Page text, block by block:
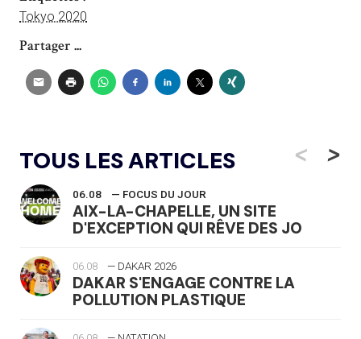
Tokyo 2020
Partager ...
TOUS LES ARTICLES <
06.08 — FOCUS DU JOUR
AIX-LA-CHAPELLE, UN SITE
D'EXCEPTION QUI RÊVE DES JO
06.08 — DAKAR 2026
DAKAR S'ENGAGE CONTRE LA
POLLUTION PLASTIQUE
>